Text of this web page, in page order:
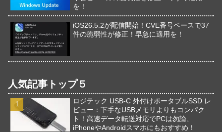
を！
iOS26.5.2が配信開始！CVE番号ベースで37
件の脆弱性が修正！早急に適用を！
人気記事トップ５
ロジテック USB-C 外付けポータブルSSD レ
ビュー：下手なUSBメモリよりもコンパク
ト！高速データ転送対応でPCは勿論、
iPhoneやAndroidスマホにもおすすめ！